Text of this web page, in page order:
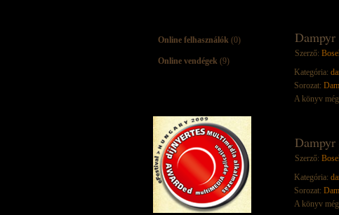
Online felhasználók (0)
Online vendégek(9)
Szerző:
Kategória:
Sorozat:
A könyv
Dampyr
Szerző:
Kategória:
Sorozat:
A könyv